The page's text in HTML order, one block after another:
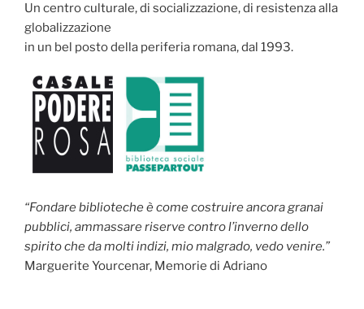
Un centro culturale, di socializzazione, di resistenza alla
globalizzazione
in un bel posto della periferia romana, dal 1993.
“Fondare biblioteche è come costruire ancora granai
pubblici, ammassare riserve contro l’inverno dello
spirito che da molti indizi, mio malgrado, vedo venire.”
Marguerite Yourcenar, Memorie di Adriano